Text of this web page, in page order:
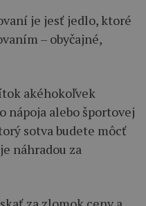
je jesť jedlo, ktoré
– obyčajné,
akéhokoľvek
nápoja alebo športovej
sotva budete môcť
náhradou za